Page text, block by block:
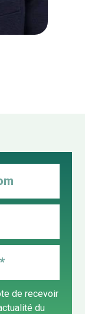
de recevoir
du